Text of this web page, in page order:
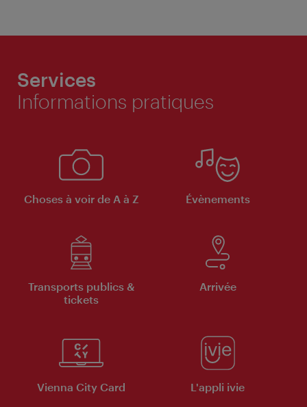
Services
Informations pratiques
Choses à voir de A à Z Évènements
Transports publics &
tickets
Arrivée
Vienna City Card L'appli ivie